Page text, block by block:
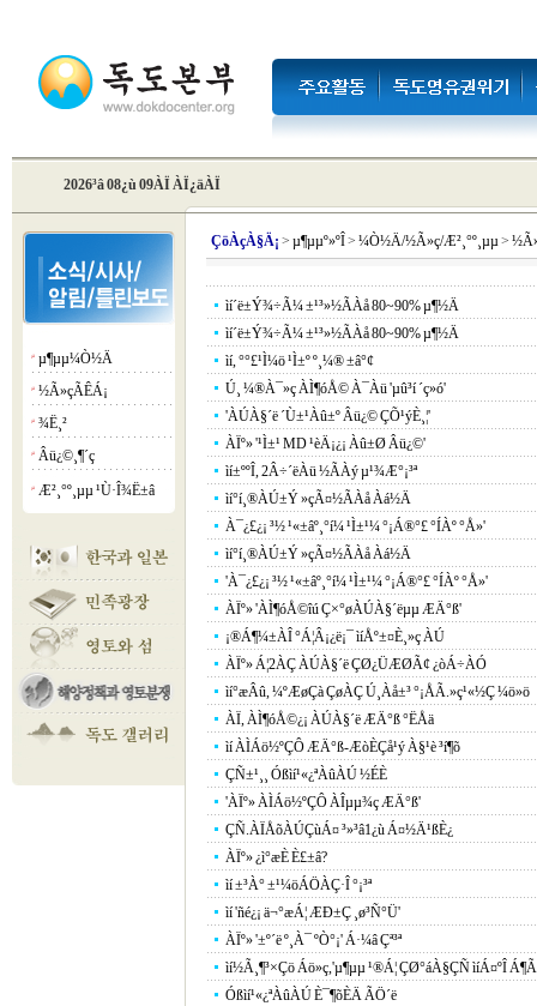
2026³â 08¿ù 09ÀÏ ÀÏ¿äÀÏ
¡á µ¶µµ¼Ò½Ä
¡á ½Ã»çÃÊÁ¡
¡á ¾Ë¸²
¡á Âü¿©¸¶´ç
¡á Æ²¸°º¸µµ ¹Ù·Î¾Ë±â
ÇöÀçÀ§Ä¡ > µ¶µµº»ºÎ> ¼Ò½Ä/½Ã»ç/Æ²¸°º¸µµ>
ìí´ë±Ý¾÷Ã¼ ±¹³»½ÃÀå 80~90% µ¶½Ä
ìí´ë±Ý¾÷Ã¼ ±¹³»½ÃÀå 80~90% µ¶½Ä
ìí, °­°£¹Ì¼ö ¹Ì±º º¸¼® ±â°¢
Ú¸ ¼®À¯»ç ÀÌ¶óÅ© À¯Àü 'µû³í ´ç»ó'
'ÀÚÀ§´ë ´Ù±¹Àû±º Âü¿© ÇÕ¹ýÈ­¸¦'
ÀÏº» '¹Ì±¹ MD ¹èÄ¡¿¡ Àû±Ø Âü¿©'
ìí±ººÎ, 2Â÷´ëÀü ½ÃÀý µ¹¾Æ°¡³ª
ìí°í¸®ÀÚ±Ý »çÃ¤½ÃÀå Àá½Ä
À¯¿£¿¡ ³½ ¹«±âº¸°í¼­ ¹Ì±¹¼­ °¡Á®°£ °ÍÀº °­Å»'
ìí°í¸®ÀÚ±Ý »çÃ¤½ÃÀå Àá½Ä
'À¯¿£¿¡ ³½ ¹«±âº¸°í¼­ ¹Ì±¹¼­ °¡Á®°£ °ÍÀº °­Å»'
ÀÏº» 'ÀÌ¶óÅ©îú Ç×°øÀÚÀ§´ëµµ ÆÄ°ß'
¡®Á¶¼±ÀÎ °­Á¦Â¡¿ë¡¯ ìíÅº±¤È¸»ç ÀÚ
ÀÏº» Á¦2ÀÇ ÀÚÀ§´ë ÇØ¿ÜÆØÃ¢ ¿òÁ÷ÀÓ
ìí°æÂû, ¼ºÆøÇà ÇøÀÇ Ú¸Àå±³ °¡ÅÃ.»ç¹«½Ç ¼ö»ö
ÀÏ, ÀÌ¶óÅ©¿¡ ÀÚÀ§´ë ÆÄ°ß °ËÅä
ìí ÀÌÁö½ºÇÔ ÆÄ°ß-ÆòÈ­Çå¹ý À§¹è ³í¶õ
ÇÑ±¹¸¸ Óßìí¹«¿ªÀûÀÚ ½ÉÈ­
'ÀÏº» ÀÌÁö½ºÇÔ ÀÎµµ¾ç ÆÄ°ß'
ÇÑ.ÀÏÅõÀÚÇùÁ¤ ³»³â1¿ù Á¤½Ä¹ßÈ¿
ÀÏº» ¿ì°æÈ­ È£±â?
ìí ±³À° ±¹¼öÁÖÀÇ·Î °¡³ª
ìí 'ñé¿¡ ä¬°æÁ¦ ÆÐ±Ç ¸ø³Ñ°Ü'
ÀÏº» '±º´ë º¸À¯ ºÒ°¡' Á·¼â Çª³ª
ìí½Ã¸¶³×Çö Áö»ç,'µ¶µµ ¹®Á¦ ÇØ°áÀ§ÇÑ ìíÁ¤ºÎ
Óßìí¹«¿ªÀûÀÚ È¯¶õÈÄ ÃÖ´ë